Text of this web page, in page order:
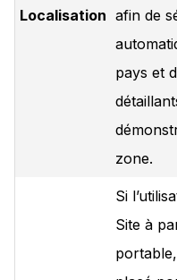
Localisation afin de
pays et
zone.
Si
Site à